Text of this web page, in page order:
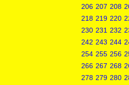
206 207 208
218 219 220
230 231 232
242 243 244
254 255 256
266 267 268
278 279 280